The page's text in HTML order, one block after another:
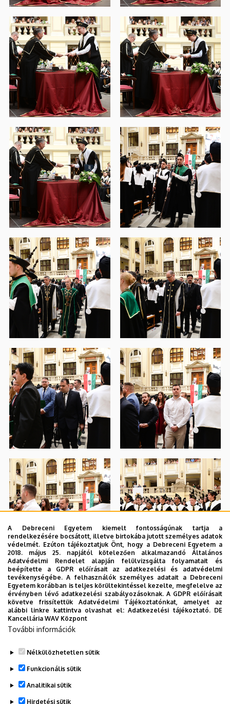
A Debreceni Egyetem kiemelt fontosságúnak tartja a
rendelkezésére bocsátott, illetve birtokába jutott személyes adatok
védelmét. Ezúton tájékoztatjuk Önt, hogy a Debreceni Egyetem a
2018. május 25. napjától kötelezően alkalmazandó Általános
Adatvédelmi Rendelet alapján felülvizsgálta folyamatait és
beépítette a GDPR előírásait az adatkezelési és adatvédelmi
tevékenységébe. A felhasználók személyes adatait a Debreceni
Egyetem korábban is teljes körültekintéssel kezelte, megfelelve az
érvényben lévő adatkezelési szabályozásoknak. A GDPR előírásait
követve frissítettük Adatvédelmi Tájékoztatónkat, amelyet az
alábbi linkre kattintva olvashat el:Adatkezelési tájékoztató. DE
Kancellária WAV Központ
További információk
Nélkülözhetetlen sütik
Funkcionális sütik
Analitikai sütik
Hirdetési sütik